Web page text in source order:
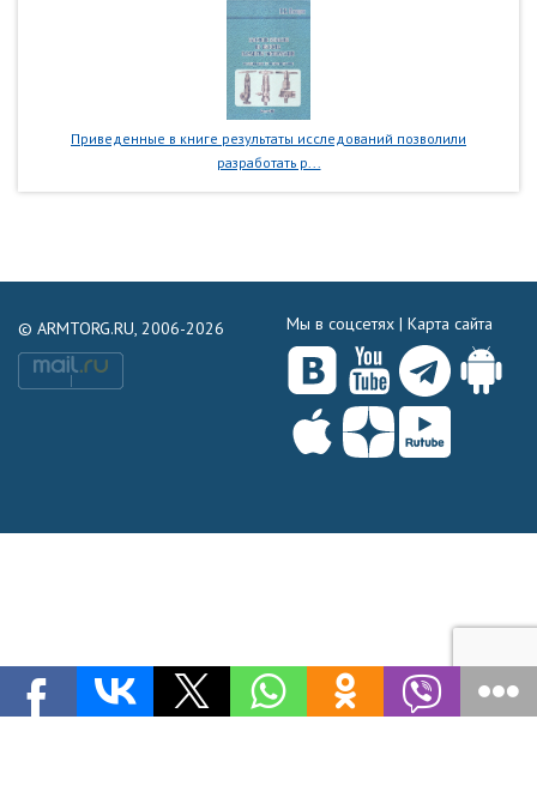
Приведенные в книге результаты исследований позволили
разработать р...
© ARMTORG.RU, 2006-2026 Мы в соцсетях | Карта сайта